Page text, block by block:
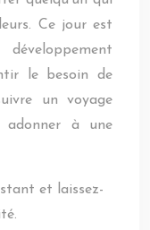
Ce jour est
le besoin de
un voyage
adonner à une
et laissez-